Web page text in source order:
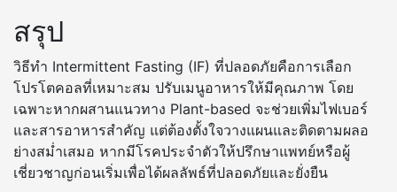
สรุป
วิธีทำ Intermittent Fasting (IF) ที่ปลอดภัยคือการเลือก
โปรโตคอลที่เหมาะสม ปรับเมนูอาหารให้มีคุณภาพ โดย
เฉพาะหากผสานแนวทาง Plant-based จะช่วยเพิ่มไฟเบอร์
และสารอาหารสำคัญ แต่ต้องตั้งใจวางแผนและติดตามผลอ
ย่างสม่ำเสมอ หากมีโรคประจำตัวให้ปรึกษาแพทย์หรือผู้
เชี่ยวชาญก่อนเริ่มเพื่อได้ผลลัพธ์ที่ปลอดภัยและยั่งยืน